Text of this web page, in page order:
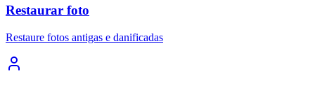
Restaurar foto
Restaure fotos antigas e danificadas